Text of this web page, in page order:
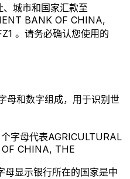
城市和国家汇款至
BANK OF CHINA,
。请务必确认您使用的
母和数字组成，用于识别世
字母代表AGRICULTURAL
CHINA, THE
母显示银行所在的国家是中